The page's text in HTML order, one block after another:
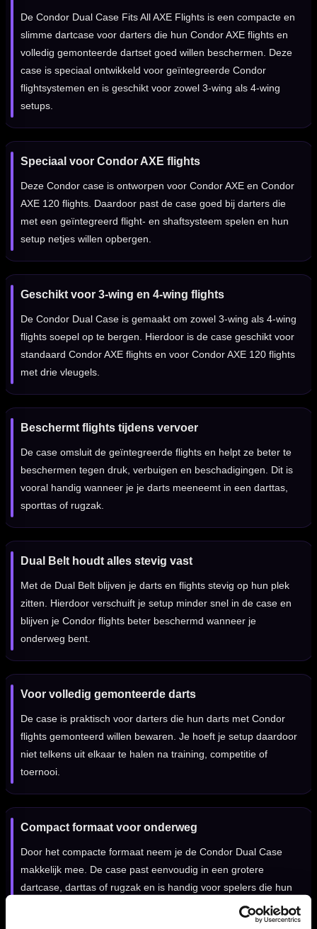
De Condor Dual Case Fits All AXE Flights is een compacte en
slimme dartcase voor darters die hun Condor AXE flights en
volledig gemonteerde dartset goed willen beschermen. Deze
case is speciaal ontwikkeld voor geïntegreerde Condor
flightsystemen en is geschikt voor zowel 3-wing als 4-wing
setups.
Speciaal voor Condor AXE flights
Deze Condor case is ontworpen voor Condor AXE en Condor
AXE 120 flights. Daardoor past de case goed bij darters die
met een geïntegreerd flight- en shaftsysteem spelen en hun
setup netjes willen opbergen.
Geschikt voor 3-wing en 4-wing flights
De Condor Dual Case is gemaakt om zowel 3-wing als 4-wing
flights soepel op te bergen. Hierdoor is de case geschikt voor
standaard Condor AXE flights en voor Condor AXE 120 flights
met drie vleugels.
Beschermt flights tijdens vervoer
De case omsluit de geïntegreerde flights en helpt ze beter te
beschermen tegen druk, verbuigen en beschadigingen. Dit is
vooral handig wanneer je je darts meeneemt in een darttas,
sporttas of rugzak.
Dual Belt houdt alles stevig vast
Met de Dual Belt blijven je darts en flights stevig op hun plek
zitten. Hierdoor verschuift je setup minder snel in de case en
blijven je Condor flights beter beschermd wanneer je
onderweg bent.
Voor volledig gemonteerde darts
De case is praktisch voor darters die hun darts met Condor
flights gemonteerd willen bewaren. Je hoeft je setup daardoor
niet telkens uit elkaar te halen na training, competitie of
toernooi.
Compact formaat voor onderweg
Door het compacte formaat neem je de Condor Dual Case
makkelijk mee. De case past eenvoudig in een grotere
dartcase, darttas of rugzak en is handig voor spelers die hun